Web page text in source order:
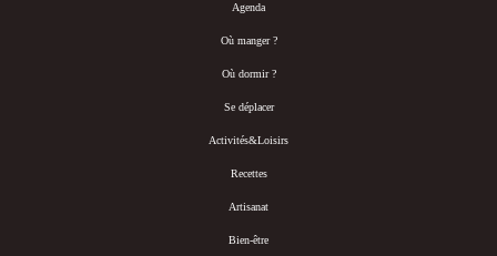
Agenda
Où manger ?
Où dormir ?
Se déplacer
Activités&Loisirs
Recettes
Artisanat
Bien-être